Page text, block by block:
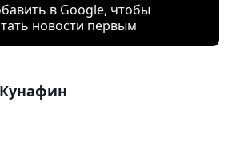
в Google, чтобы
новости первым